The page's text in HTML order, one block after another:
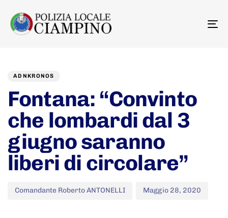
ADNKRONOS
Fontana: “Convinto
che lombardi dal 3
giugno saranno
liberi di circolare”
Comandante Roberto ANTONELLI Maggio 28, 2020